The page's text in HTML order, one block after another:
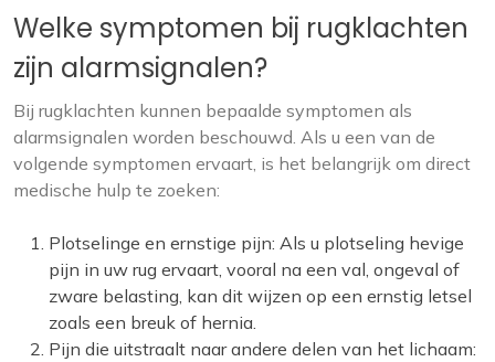
Welke symptomen bij rugklachten
zijn alarmsignalen?
Bij rugklachten kunnen bepaalde symptomen als
alarmsignalen worden beschouwd. Als u een van de
volgende symptomen ervaart, is het belangrijk om direct
medische hulp te zoeken:
Plotselinge en ernstige pijn: Als u plotseling hevige
pijn in uw rug ervaart, vooral na een val, ongeval of
zware belasting, kan dit wijzen op een ernstig letsel
zoals een breuk of hernia.
Pijn die uitstraalt naar andere delen van het lichaam: